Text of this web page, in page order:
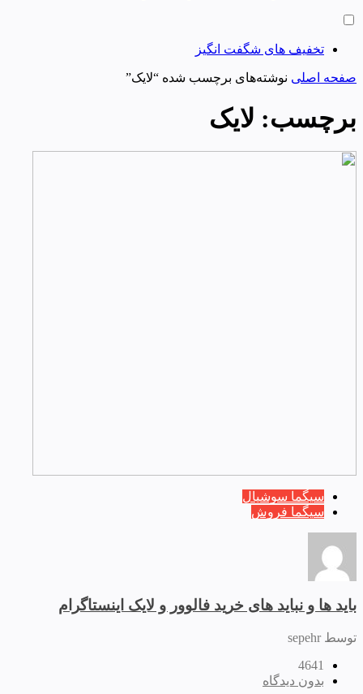
تخفیف های شگفت انگیز
صفحه اصلی نوشته‌های برچسب شده “لایک”
برچسب: لایک
سیگما سوشیال
سیگما فروش
باید ها و نباید های خرید فالوور و لایک اینستاگرام
توسط sepehr
4641
بدون دیدگاه